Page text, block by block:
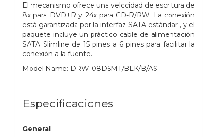
El mecanismo ofrece una velocidad de escritura de
8x para DVD±R y 24x para CD-R/RW. La conexión
está garantizada por la interfaz SATA estándar , y el
paquete incluye un práctico cable de alimentación
SATA Slimline de 15 pines a 6 pines para facilitar la
conexión a la fuente.
Model Name: DRW-08D6MT/BLK/B/AS
Especificaciones
General